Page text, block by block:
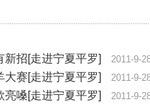
新招[走进宁夏平罗]
2011-9-
大赛[走进宁夏平罗] 2011-9-
亮嗓[走进宁夏平罗] 2011-9-